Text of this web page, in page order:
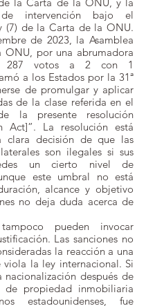
de intervención bajo el
(7) de la Carta de la ONU.
de 2023, la Asamblea
ONU, por una abrumadora
287 votos a 2 con 1
a los Estados por la 31ª
de promulgar y aplicar
de la clase referida en el
la presente resolución
Act]”. La resolución está
clara decisión de que las
son ilegales si sus
un cierto nivel de
este umbral no está
alcance y objetivo
no deja duda acerca de
pueden invocar
Las sanciones no
la reacción a una
viola la ley internacional. Si
nacionalización después de
de propiedad inmobiliaria
estadounidenses, fue